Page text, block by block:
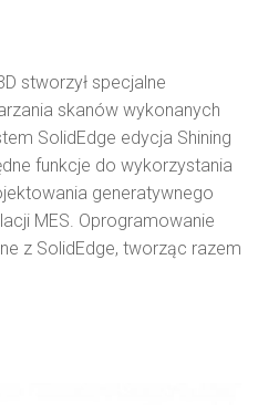
stworzył specjalne
skanów wykonanych
SolidEdge edycja Shining
funkcje do wykorzystania
generatywnego
MES. Oprogramowanie
z SolidEdge, tworząc razem